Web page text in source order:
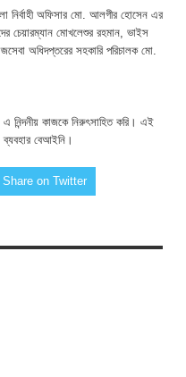
নির্বাহী অফিসার মো. আলগীর হোসেন এর
চেয়ারম্যান মোখলেশুর রহমান, ভাইস
অধিদপ্তরের সহকারি পরিচালক মো.
নিন্দনীয় কাজকে নিরুৎসাহিত করি। এই
বেআইনি।
Share on Twitter